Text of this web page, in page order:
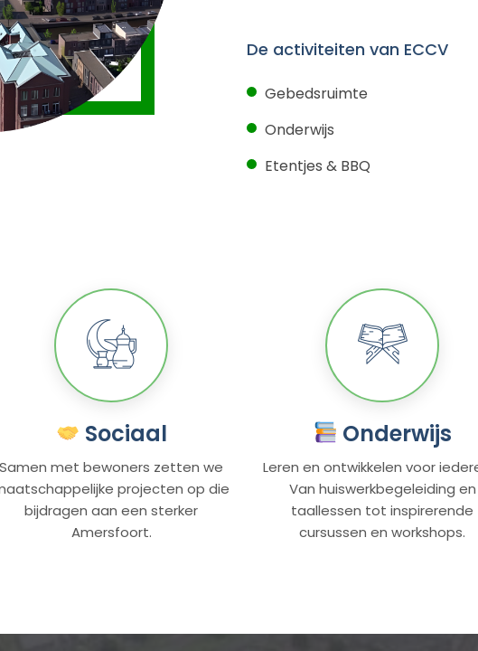
De activiteiten van ECCV
Gebedsruimte
Onderwijs
Etentjes & BBQ
Sociaal
Samen met bewoners zetten we
projecten op die
bijdragen aan een sterker
Amersfoort.
Onderwijs
Leren en ontwikkelen voor
Van huiswerkbegeleiding en
taallessen tot inspirerende
cursussen en workshops.